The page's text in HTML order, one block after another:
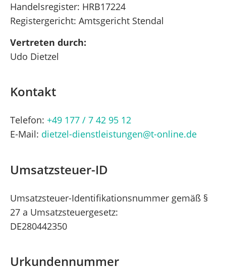
Handelsregister: HRB17224
Registergericht: Amtsgericht Stendal
Vertreten durch:
Udo Dietzel
Kontakt
Telefon: +49 177 / 7 42 95 12
E-Mail: dietzel-dienstleistungen@t-online.de
Umsatzsteuer-ID
Umsatzsteuer-Identifikationsnummer gemäß §
27 a Umsatzsteuergesetz:
DE280442350
Urkundennummer